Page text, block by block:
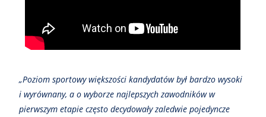
„Poziom sportowy większości kandydatów był bardzo wysoki
i wyrównany, a o wyborze najlepszych zawodników w
pierwszym etapie często decydowały zaledwie pojedyncze